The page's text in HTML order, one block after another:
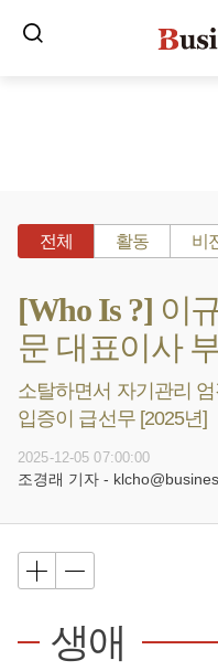
전체 활동 비
[Who Is ?] 이
문 대표이사
소탈하면서 자기관리
입증이 급선무 [2025년]
2025-12-05 07:00:00
조경래 기자 -
생애